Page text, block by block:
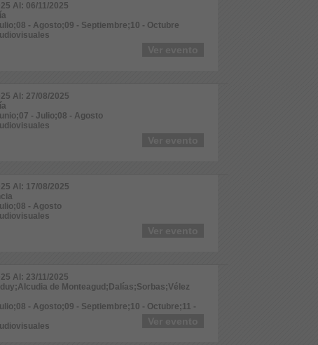
Al: 06/11/2025
- Agosto;09 - Septiembre;10 - Octubre
Al: 27/08/2025
- Julio;08 - Agosto
Al: 17/08/2025
- Agosto
Al: 23/11/2025
de Monteagud;Dalías;Sorbas;Vélez
- Agosto;09 - Septiembre;10 - Octubre;11 -